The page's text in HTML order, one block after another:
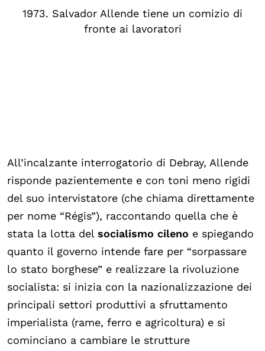
1973. Salvador Allende tiene un comizio di
fronte ai lavoratori
All’incalzante interrogatorio di Debray, Allende
risponde pazientemente e con toni meno rigidi
del suo intervistatore (che chiama direttamente
per nome “Régis”), raccontando quella che è
stata la lotta del socialismo cileno e spiegando
quanto il governo intende fare per “sorpassare
lo stato borghese” e realizzare la rivoluzione
socialista: si inizia con la nazionalizzazione dei
principali settori produttivi a sfruttamento
imperialista (rame, ferro e agricoltura) e si
cominciano a cambiare le strutture